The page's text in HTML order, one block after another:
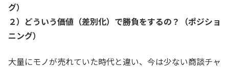
グ）
２）どういう価値（差別化）で勝負をするの？（ポジショ
ニング）
大量にモノが売れていた時代と違い、今は少ない商談チャ